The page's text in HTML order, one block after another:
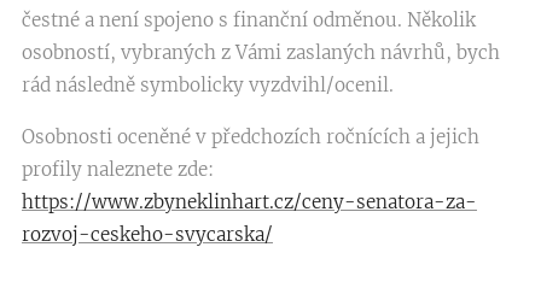
čestné a není spojeno s finanční odměnou. Několik
osobností, vybraných z Vámi zaslaných návrhů, bych
rád následně symbolicky vyzdvihl/ocenil.
Osobnosti oceněné v předchozích ročnících a jejich
profily naleznete zde:
https://www.zbyneklinhart.cz/ceny-senatora-za-
rozvoj-ceskeho-svycarska/